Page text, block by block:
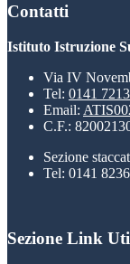
Contatti
Istituto Istruzione
Via IV
Tel: 0141
Email:
C.F.:
Sezione
Tel: 0141
Sezione Link